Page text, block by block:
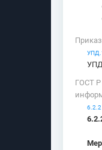
ГОСТ Р
6.2.2